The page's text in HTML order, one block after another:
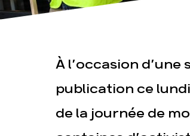
Espace presse
À l’occasion
publication ce
de la journée de